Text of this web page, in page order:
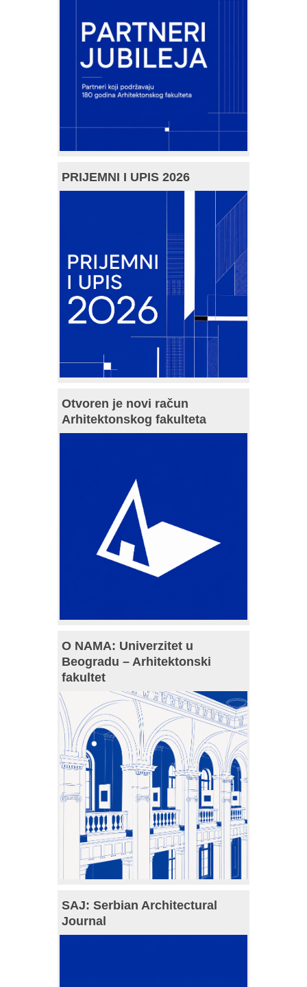
PRIJEMNI I UPIS 2026
Otvoren je novi račun
Arhitektonskog fakulteta
O NAMA: Univerzitet u
Beogradu – Arhitektonski
fakultet
SAJ: Serbian Architectural
Journal